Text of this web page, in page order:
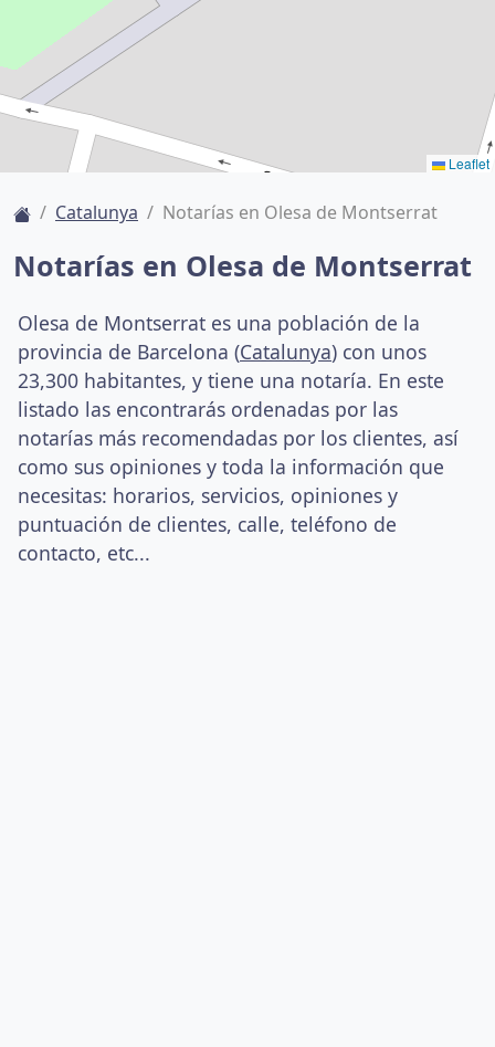
Leaflet
Catalunya Notarías en Olesa de Montserrat
Notarías en Olesa de Montserrat
Olesa de Montserrat es una población de la
provincia de Barcelona (Catalunya) con unos
23,300 habitantes, y tiene una notaría. En este
listado las encontrarás ordenadas por las
notarías más recomendadas por los clientes, así
como sus opiniones y toda la información que
necesitas: horarios, servicios, opiniones y
puntuación de clientes, calle, teléfono de
contacto, etc...